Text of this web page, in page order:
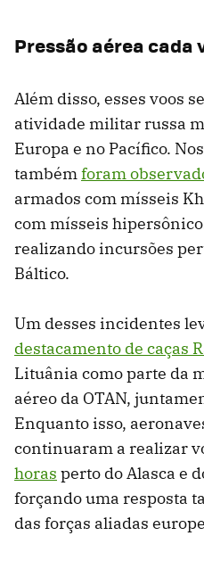
Pressão aérea cada
Além disso, esses voos
atividade militar russa
Europa e no Pacífico.
tambémforam
armados com mísseis
com mísseis
realizando incursões
Báltico.
Um desses incidentes
destacamento de caças
Lituânia como parte da
aéreo da OTAN,
Enquanto isso,
continuaram a realizar
horas perto do Alasca e
forçando uma resposta
das forças aliadas